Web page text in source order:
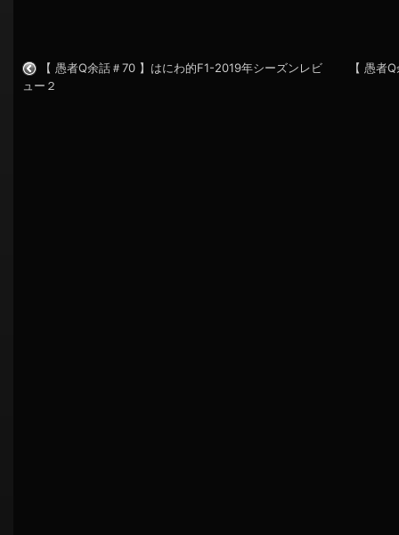
【 愚者Q余話＃70 】はにわ的F1-2019年シーズンレビ
ュー２
【 愚者